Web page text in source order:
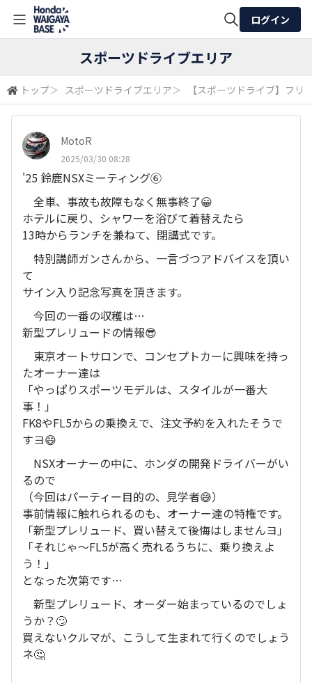
検索
ログイン
スポーツドライブエリア
トップ＞ スポーツドライブエリア＞ 【スポーツドライブ】フリ
MotoR
2025/03/30 08:28
'25 鈴鹿NSXミーティング⑥
全車、事故も故障もなく無事終了😀
ホテルに戻り、シャワーを浴びて着替えたら
13時からランチを兼ねて、閉講式です。
特別講師ガンさんから、一言づつアドバイスを頂い
て
サイン入り記念写真を頂きます。
今回の一番の収穫は…
新型プレリュードの情報😎
東京オートサロンで、コンセプトカーに興味を持っ
たオーナー達は
「やっぱりスポーツモデルは、スタイルが一番大
事！」
FK8やFL5からの乗換えで、注文予約を入れたそうで
すヨ😄
NSXオーナーの中に、ホンダの開発ドライバーがい
るので
（今回はパーティー目的の、見学者😅）
事前情報に触れられるのも、オーナー達の特権です。
「新型プレリュード、買い替えて後悔はしませんヨ」
「それじゃ～FL5が高く売れるうちに、乗り換えよ
う！」
となった次第です…
新型プレリュード、オーダー始まっているのでしょ
うか？🙄
買えないクルマが、こうして生まれて行くのでしょう
ネ🤔